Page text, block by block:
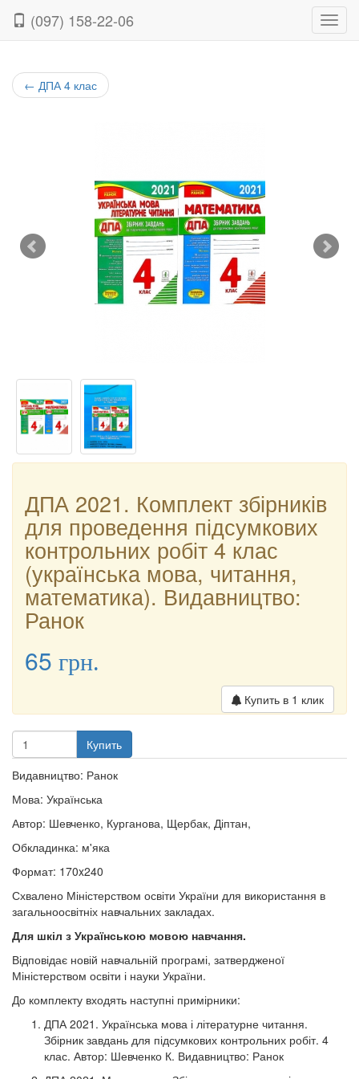
(097) 158-22-06
← ДПА 4 клас
ДПА 2021. Комплект збірників
для проведення підсумкових
контрольних робіт 4 клас
(українська мова, читання,
математика). Видавництво:
Ранок
65 грн.
Купить в 1 клик
Купить
Видавництво: Ранок
Мова: Українська
Автор: Шевченко, Курганова, Щербак, Діптан,
Обкладинка: м'яка
Формат: 170x240
Схвалено Міністерством освіти України для використання в
загальноосвітніх навчальних закладах.
Для шкіл з Українською мовою навчання.
Відповідає новій навчальній програмі, затвердженої
Міністерством освіти і науки України.
До комплекту входять наступні примірники:
ДПА 2021. Українська мова і літературне читання.
Збірник завдань для підсумкових контрольних робіт. 4
клас. Автор: Шевченко К. Видавництво: Ранок